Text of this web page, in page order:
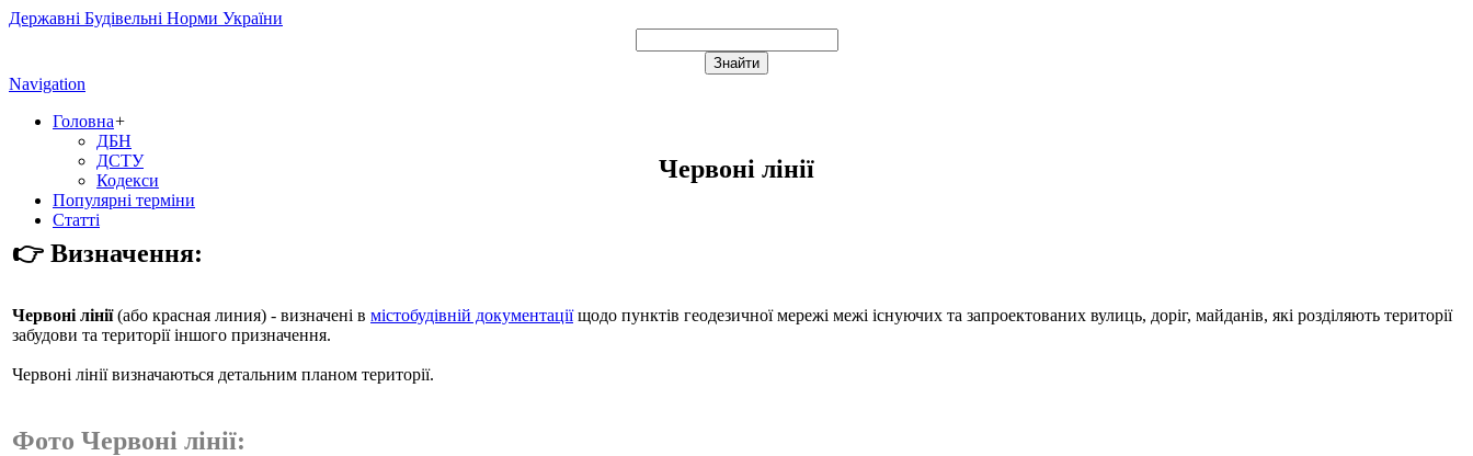
Державні Будівельні Норми України
Navigation
Головна+
ДБН
ДСТУ
Кодекси
Популярні терміни
Статті
Червоні лінії
👉 Визначення:
Червоні лінії(або красная линия) - визначені в містобудівній документаціїщодо пунктів геодезичної мережі межі існуючих та запроектованих вулиць, доріг, майданів, які розділяють території
забудови та території іншого призначення.
Червоні лінії визначаються детальним планом території.
Фото Червоні лінії: